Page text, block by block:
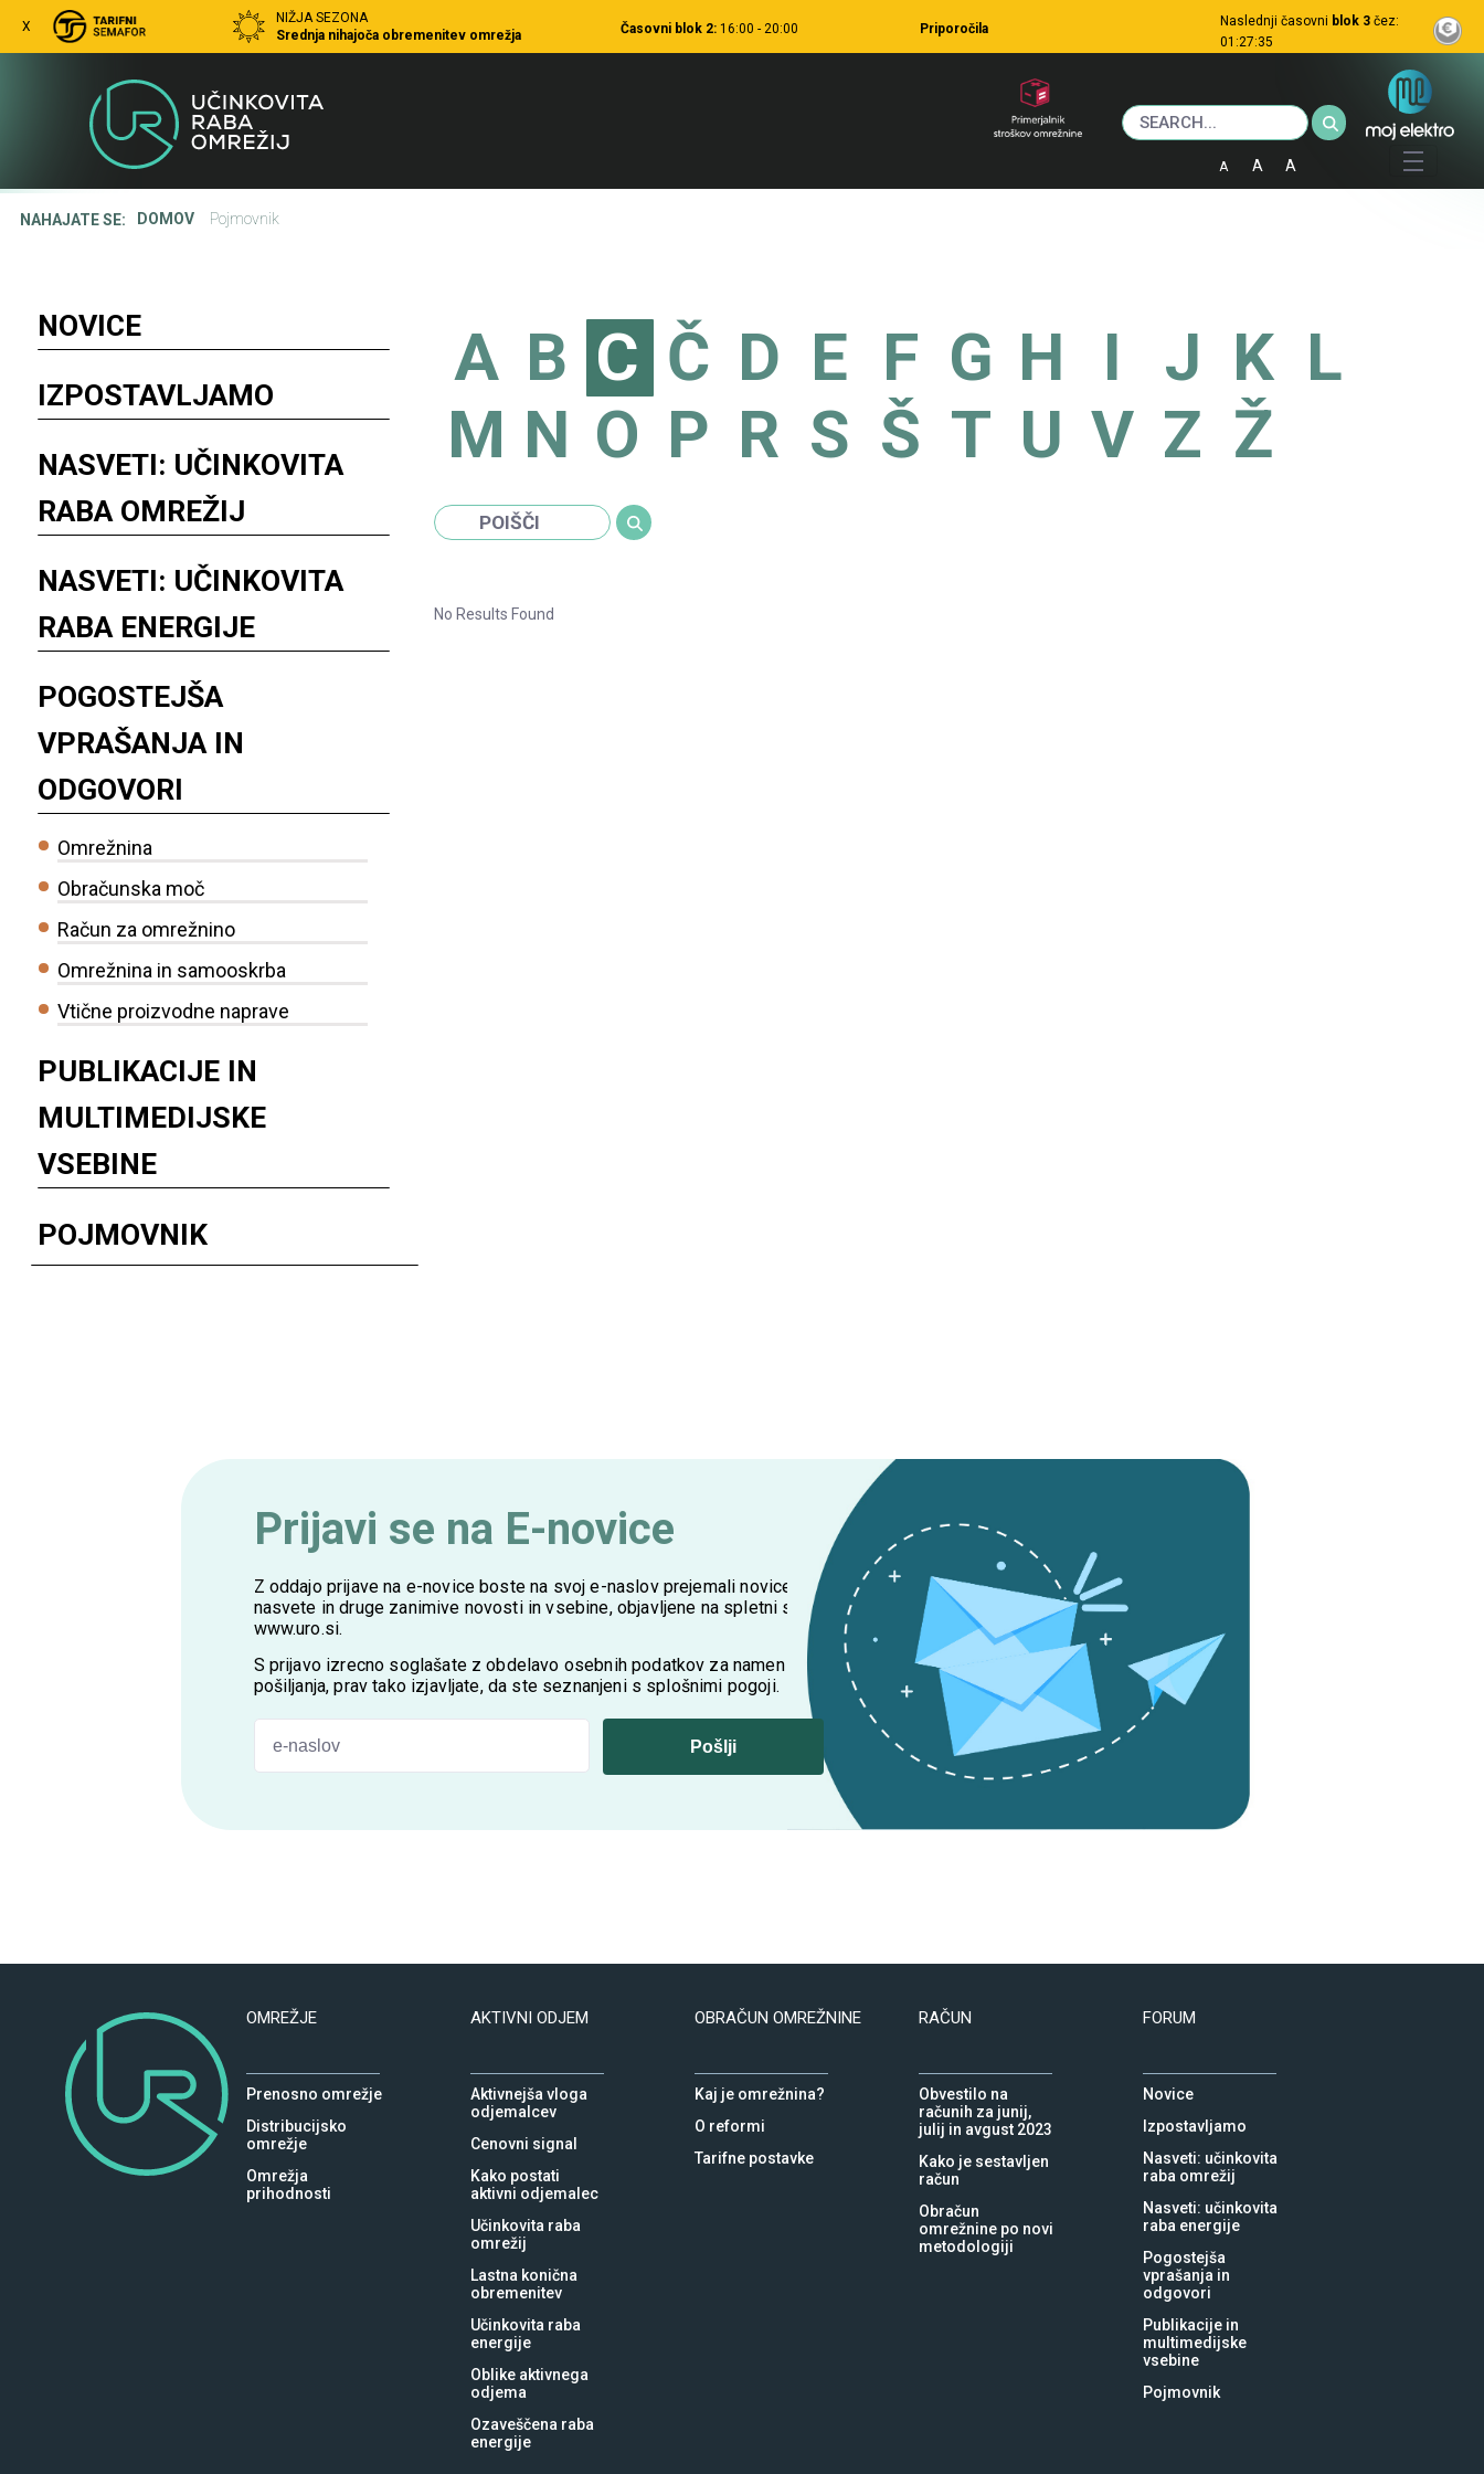
X
NIŽJA SEZONA
Srednja nihajoča obremenitev omrežja
Časovni blok 2:16:00 - 20:00 Priporočila
Naslednji časovni blok 3 čez:
01:27:34
Skip to Content
A A A
Pojmovnik
NAHAJATE SE: DOMOV Pojmovnik
NOVICE
IZPOSTAVLJAMO
NASVETI: UČINKOVITA
RABA OMREŽIJ
NASVETI: UČINKOVITA
RABA ENERGIJE
POGOSTEJŠA
VPRAŠANJA IN
ODGOVORI
Omrežnina
Obračunska moč
Račun za omrežnino
Omrežnina in samooskrba
Vtične proizvodne naprave
PUBLIKACIJE IN
MULTIMEDIJSKE
VSEBINE
POJMOVNIK
A B C Č D E F G H I J K L
M N O P R S Š T U V Z Ž
No Results Found
Prijavi se na E-novice
Z oddajo prijave na e-novice boste na svoj e-naslov prejemali novice,
nasvete in druge zanimive novosti in vsebine, objavljene na spletni strani
www.uro.si.
S prijavo izrecno soglašate z obdelavo osebnih podatkov za namen
pošiljanja, prav tako izjavljate, da ste seznanjeni s splošnimi pogoji.
<p>Z oddajo prijave na e-novice boste na svoj e-naslov prejemali novice, nasvete in druge zanimive novosti in vsebine, objavljene na spletni strani <a href="http://
Pošlji
OMREŽJE
Prenosno omrežje
Distribucijsko
omrežje
Omrežja
prihodnosti
AKTIVNI ODJEM
Aktivnejša vloga
odjemalcev
Cenovni signal
Kako postati
aktivni odjemalec
Učinkovita raba
omrežij
Lastna konična
obremenitev
Učinkovita raba
energije
Oblike aktivnega
odjema
Ozaveščena raba
energije
OBRAČUN OMREŽNINE
Kaj je omrežnina?
O reformi
Tarifne postavke
RAČUN
Obvestilo na
računih za junij,
julij in avgust 2023
Kako je sestavljen
račun
Obračun
omrežnine po novi
metodologiji
FORUM
Novice
Izpostavljamo
Nasveti: učinkovita
raba omrežij
Nasveti: učinkovita
raba energije
Pogostejša
vprašanja in
odgovori
Publikacije in
multimedijske
vsebine
Pojmovnik